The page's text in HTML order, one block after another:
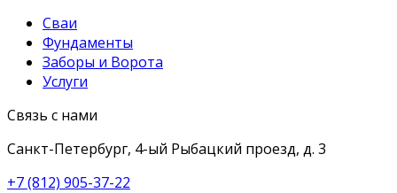
Сваи
Фундаменты
Заборы и Ворота
Услуги
Связь с нами
Санкт-Петербург, 4-ый Рыбацкий проезд, д. 3
+7 (812) 905-37-22